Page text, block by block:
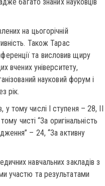
на цьогорічній
Також Тарас
та висловив щиру
вчених університету,
науковий форум і
рік.
тому числі І ступеня – 28, ІІ
чисті “За оригінальність
– 24, “За активну
навчальних закладів з
участю та результатами